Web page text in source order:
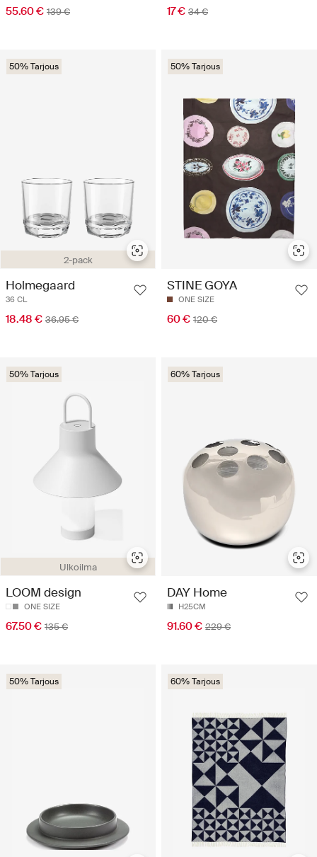
55.60 € 139 € 17 € 34 €
2-pack
50% Tarjous
Holmegaard
36 CL
18.48 € 36.95 €
50% Tarjous
STINE GOYA
ONE SIZE
60 € 120 €
Ulkoilma
50% Tarjous
LOOM design
ONE SIZE
67.50 € 135 €
60% Tarjous
DAY Home
H25CM
91.60 € 229 €
50% Tarjous 60% Tarjous